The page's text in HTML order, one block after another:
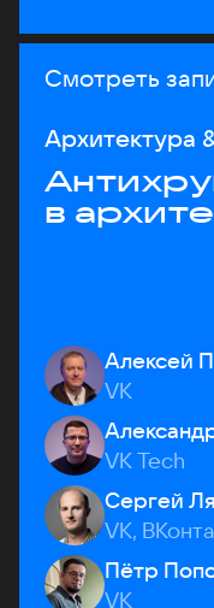
Смотреть
Архитектура
в
Алексей
VK
VK Tech
Сергей
VK,
Пётр
VK